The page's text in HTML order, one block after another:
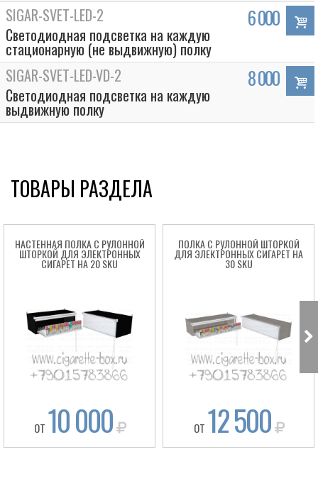
SIGAR-SVET-LED-2
Светодиодная подсветка на каждую
стационарную (не выдвижную) полку
6 000
SIGAR-SVET-LED-VD-2
Светодиодная подсветка на каждую
выдвижную полку
8 000
ТОВАРЫ РАЗДЕЛА
НАСТЕННАЯ ПОЛКА С РУЛОННОЙ
ШТОРКОЙ ДЛЯ ЭЛЕКТРОННЫХ
СИГАРЕТ НА 20 SKU
ОТ 10 000
ПОЛКА С РУЛОННОЙ ШТОРКОЙ
ДЛЯ ЭЛЕКТРОННЫХ СИГАРЕТ НА
30 SKU
ОТ 12 500